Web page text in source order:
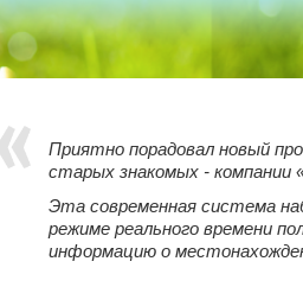
Приятно порадовал новый
старых знакомых -
Эта современная система
режиме реального времени
информацию о